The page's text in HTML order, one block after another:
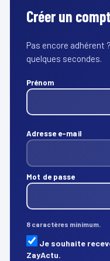
Créer un
Pas encore adhérent
quelques secondes.
Prénom
Adresse e-mail
Mot de passe
8 caractères minimum.
Je souhaite
ZayActu.